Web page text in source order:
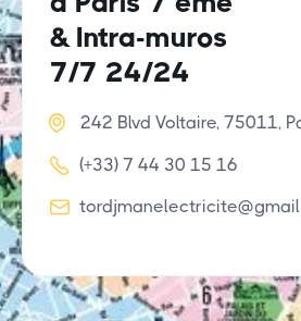
& Intra-muros
7/7 24/24
 242 Blvd Voltaire, 75011,
 (+33) 7 44 30 15 16
